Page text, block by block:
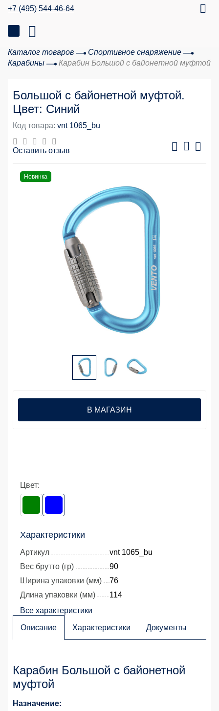
+7 (495) 544-46-64
Каталог товаров
Спортивное снаряжение
Карабины
Карабин Большой с байонетной муфтой
Большой с байонетной муфтой.
Цвет: Синий
Код товара: vnt 1065_bu
Оставить отзыв
Новинка
Цвет:
Характеристики
Артикул
vnt 1065_bu
Вес брутто (гр)
90
Ширина упаковки (мм)
76
Длина упаковки (мм)
114
Все характеристики
В МАГАЗИН
Описание Характеристики Документы
Карабин Большой с байонетной
муфтой
Назначение: